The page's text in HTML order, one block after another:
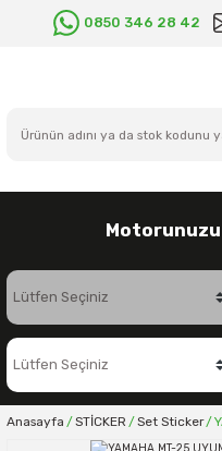
0850 346 28 42
Motorunuzu
Anasayfa STİCKER Set Sticker